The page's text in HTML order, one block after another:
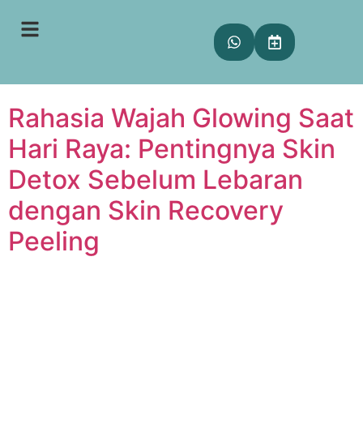
Tag:
skin detox
sebelum lebaran
Rahasia Wajah Glowing Saat
Hari Raya: Pentingnya Skin
Detox Sebelum Lebaran
dengan Skin Recovery
Peeling